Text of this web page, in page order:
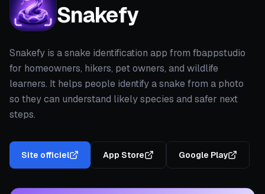
Snakefy
Snakefy is a snake identification app from fbappstudio
for homeowners, hikers, pet owners, and wildlife
learners. It helps people identify a snake from a photo
so they can understand likely species and safer next
steps.
Site officiel App Store Google Play